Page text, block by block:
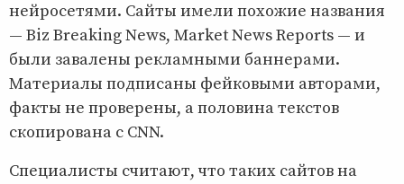
нейросетями. Сайты имели похожие названия
— Biz Breaking News, Market News Reports — и
были завалены рекламными баннерами.
Материалы подписаны фейковыми авторами,
факты не проверены, а половина текстов
скопирована с CNN.
Специалисты считают, что таких сайтов на